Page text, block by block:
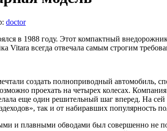
doctor
в 1988 году. Этот компактный
Vitara всегда отвечала самым строгим
создать полноприводный автомобиль,
проехать на четырех колесах.
еще один решительный шаг вперед. На
так и от набиравших
и плавными обводами был совершенно не